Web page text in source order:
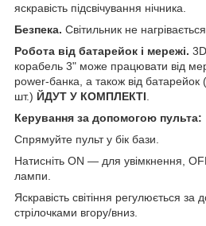
яскравість підсвічування нічника.
Безпека. Світильник не
Робота від батарейок і мережі.
корабель 3" може працювати від
power-банка, а також від батарейок
шт.) ЙДУТ У КОМПЛЕКТІ
Керування за допомогою пульта:
Спрямуйте пульт у бік бази.
Натисніть ON — для увімкнення,
лампи.
Яскравість світіння регулюється за
стрілочками вгору/вниз.